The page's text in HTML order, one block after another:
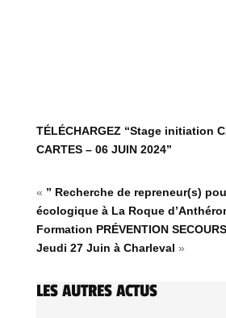
TÉLÉCHARGEZ “Stage initiation
CARTES – 06 JUIN 2024”
« ” Recherche de repreneur(s)
écologique à La Roque
Formation PRÉVENTION
Jeudi 27 Juin à Charleval »
LES AUTRES ACTUS